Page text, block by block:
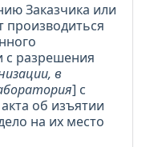
Заказчика или
производиться
с разрешения
в
] с
об изъятии
на их место